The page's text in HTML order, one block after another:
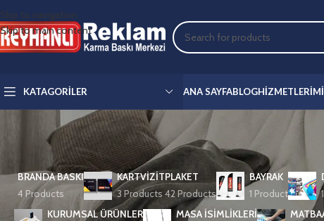
Skip to navigation
Skip to main content
KATAGORILER ANA SAYFABLOG
BRANDA BASKI
4 Products
KARTVIZIT
3 Products
PLAKET
42 Products
BAYRAK
1 Product
KURUMSAL ÜRÜNLER
MASA İSIMLIKLERI